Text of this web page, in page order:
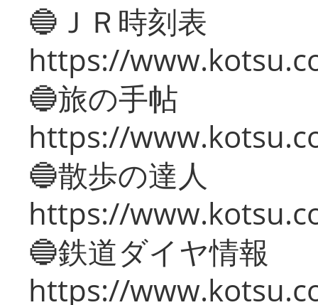
🔵ＪＲ時刻表
https://
🔵旅の手帖
https://
🔵散歩の達人
https://
🔵鉄道ダイヤ情報
https://